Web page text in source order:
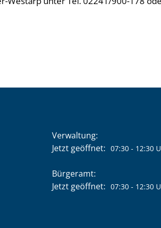
Verwaltung:
Klicken, um weitere
Jetzt geöffnet: 07:30 - 12:30
Bürgeramt:
Klicken, um weitere
Jetzt geöffnet: 07:30 - 12:30